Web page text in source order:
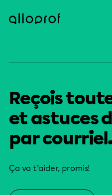
Reçois
et astuces
par
Ça va t’aider, promis!